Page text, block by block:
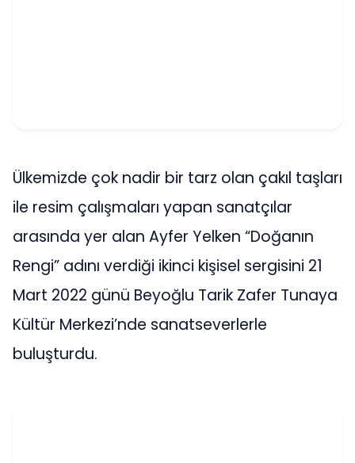
Ülkemizde çok nadir bir tarz olan çakıl taşları
ile resim çalışmaları yapan sanatçılar
arasında yer alan Ayfer Yelken “Doğanın
Rengi” adını verdiği ikinci kişisel sergisini 21
Mart 2022 günü Beyoğlu Tarik Zafer Tunaya
Kültür Merkezi’nde sanatseverlerle
buluşturdu.